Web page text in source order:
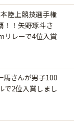
陸上競技選手権
！！矢野琢斗さ
レーで4位入賞
馬さんが男子100
で2位入賞しまし